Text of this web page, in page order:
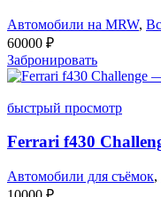
Автомобили на MRW,
60000 ₽
Забронировать
быстрый просмотр
Ferrari f430
Автомобили для съёмок,